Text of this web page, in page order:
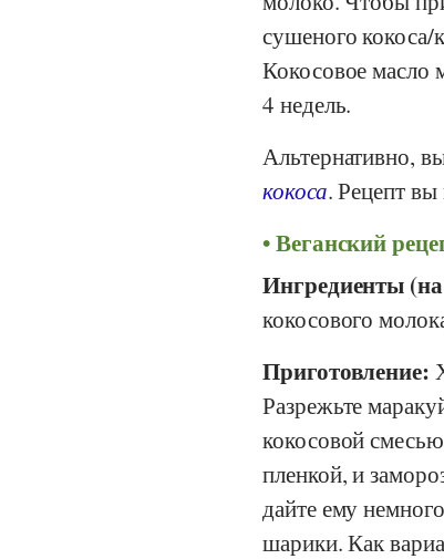
сушеного кокоса/
Кокосовое масло
4 недель.
Альтернативно,
кокоса. Рецепт вы
Веганский
Ингредиенты
кокосового
Приготовление:
Разрежьте
кокосовой
пленкой, и
дайте ему
шарики. Как